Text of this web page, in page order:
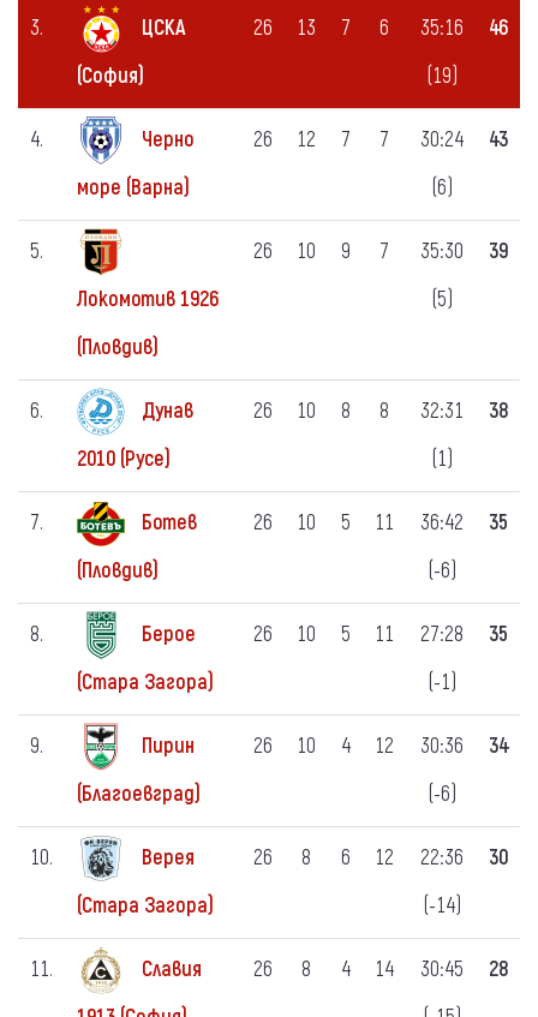
3.
ЦСКА
(София)
26 13 7 6
35:16
(19)
46
4.
Черно
море (Варна)
26 12 7 7
30:24
(6)
43
5.
Локомотив 1926
(Пловдив)
26 10 9 7
35:30
(5)
39
6.
Дунав
2010 (Русе)
26 10 8 8
32:31
(1)
38
7.
Ботев
(Пловдив)
26 10 5 11
36:42
(-6)
35
8.
Берое
(Стара Загора)
26 10 5 11
27:28
(-1)
35
9.
Пирин
(Благоевград)
26 10 4 12
30:36
(-6)
34
10.
Верея
(Стара Загора)
26 8 6 12
22:36
(-14)
30
11.
Славия
26 8 4 14
30:45
28